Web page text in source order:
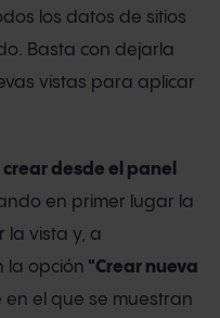
los datos de sitios
Basta con dejarla
vistas para aplicar
desde el panel
en primer lugar la
la vista y, a
la opción "Crear nueva
el que se muestran